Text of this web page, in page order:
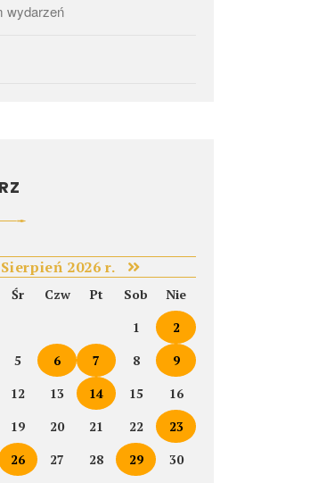
wydarzeń
2026 r.
Śr Czw Pt Sob
Nie
1
2
5 6 7 8
9
12 13 14 15
16
19 20 21 22
23
26 27 28 29
30